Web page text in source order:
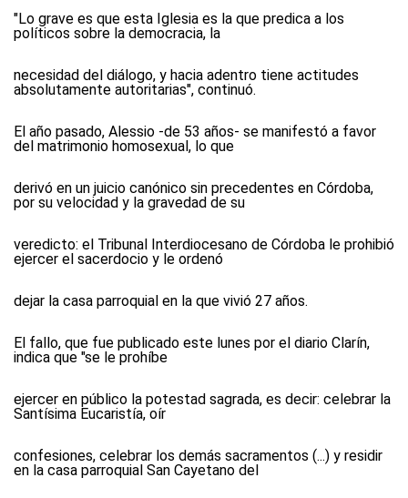
"Lo grave es que esta Iglesia es la que predica a los
políticos sobre la democracia, la
necesidad del diálogo, y hacia adentro tiene actitudes
absolutamente autoritarias", continuó.
El año pasado, Alessio -de 53 años- se manifestó a favor
del matrimonio homosexual, lo que
derivó en un juicio canónico sin precedentes en Córdoba,
por su velocidad y la gravedad de su
veredicto: el Tribunal Interdiocesano de Córdoba le prohibió
ejercer el sacerdocio y le ordenó
dejar la casa parroquial en la que vivió 27 años.
El fallo, que fue publicado este lunes por el diario Clarín,
indica que "se le prohíbe
ejercer en público la potestad sagrada, es decir: celebrar la
Santísima Eucaristía, oír
confesiones, celebrar los demás sacramentos (...) y residir
en la casa parroquial San Cayetano del